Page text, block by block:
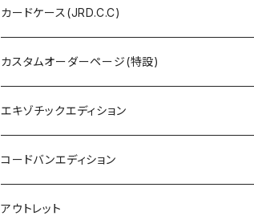
カードケース(JRD.C.C)
カスタムオーダーページ(特設)
エキゾチックエディション
コードバンエディション
アウトレット